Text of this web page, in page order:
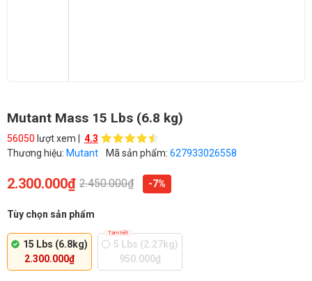
Mutant Mass 15 Lbs (6.8 kg)
56050 lượt xem |
4.3
Thương hiệu: Mutant Mã sản phẩm: 627933026558
2.300.000₫ 2.450.000₫ -7%
Tùy chọn sản phẩm
15 Lbs (6.8kg)
2.300.000₫
Tạm hết
5 Lbs (2.27kg)
950.000₫